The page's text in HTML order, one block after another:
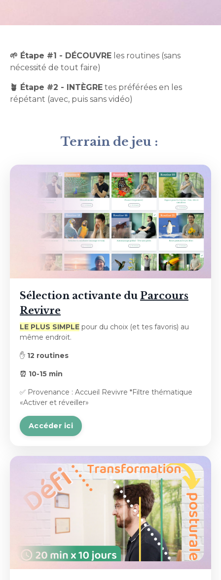
🌱 Étape #1 - DÉCOUVRE les routines (sans
nécessité de tout faire)
🪴 Étape #2 - INTÈGRE tes préférées en les
répétant (avec, puis sans vidéo)
Terrain de jeu :
Sélection activante du Parcours
Revivre
LE PLUS SIMPLE pour du choix (et tes favoris) au
même endroit.
✋ 12 routines
⏰ 10-15 min
✅ Provenance : Accueil Revivre *Filtre thématique
«Activer et réveiller»
Accéder ici